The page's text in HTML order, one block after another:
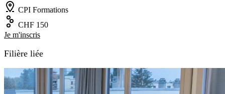
CPI Formations
CHF 150
Je m'inscris
Filière liée